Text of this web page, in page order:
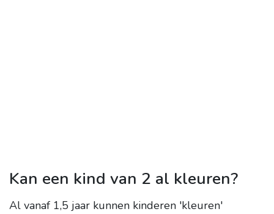
Kan een kind van 2 al kleuren?
Al vanaf 1,5 jaar kunnen kinderen 'kleuren'